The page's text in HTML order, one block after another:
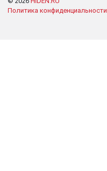
Политика конфиденциальности